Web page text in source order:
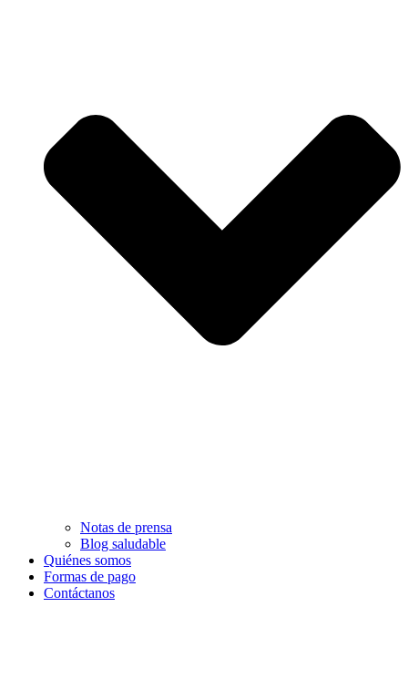
Notas de prensa
Blog saludable
Quiénes somos
Formas de pago
Contáctanos